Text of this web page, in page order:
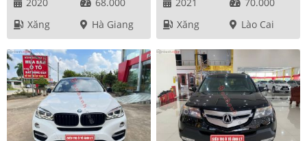
Xăng
Hà Giang
Xăng
Lào Cai